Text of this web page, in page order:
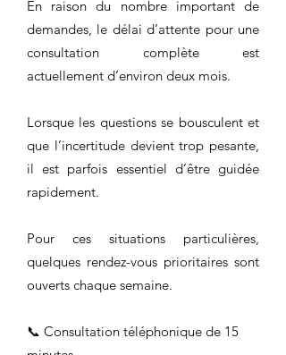
En raison du nombre important de
demandes, le délai d’attente pour une
consultation complète est
actuellement d’environ deux mois.
Lorsque les questions se bousculent et
que l’incertitude devient trop pesante,
il est parfois essentiel d’être guidée
rapidement.
Pour ces situations particulières,
quelques rendez-vous prioritaires sont
ouverts chaque semaine.
📞 Consultation téléphonique de 15